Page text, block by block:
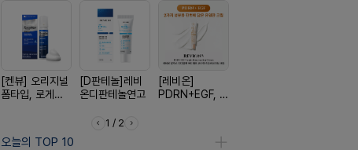
스타(쿨) 40매
크림
[켄뷰] 오리지널
폼타입, 로게인
[D판테놀]레비
온디판테놀연고
[레비온]
PDRN+EGF, 레
1 / 2
오늘의 TOP 10